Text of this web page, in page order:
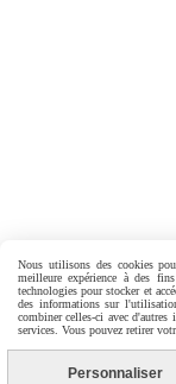
Nous utilisons des cookies
meilleure expérience à des
technologies pour stocker et
des informations sur
combiner celles-ci avec
services. Vous pouvez retirer
Personnaliser